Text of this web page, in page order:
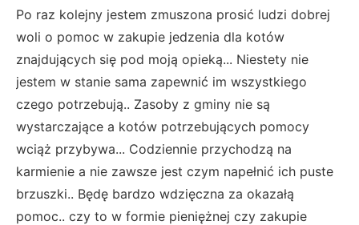
Po raz kolejny jestem zmuszona prosić ludzi dobrej
woli o pomoc w zakupie jedzenia dla kotów
znajdujących się pod moją opieką... Niestety nie
jestem w stanie sama zapewnić im wszystkiego
czego potrzebują.. Zasoby z gminy nie są
wystarczające a kotów potrzebujących pomocy
wciąż przybywa... Codziennie przychodzą na
karmienie a nie zawsze jest czym napełnić ich puste
brzuszki.. Będę bardzo wdzięczna za okazałą
pomoc.. czy to w formie pieniężnej czy zakupie